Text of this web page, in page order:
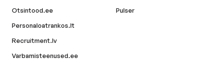
Otsintood.ee
Personaloatrankos.lt
Recruitment.lv
Varbamisteenused.ee
Pulser